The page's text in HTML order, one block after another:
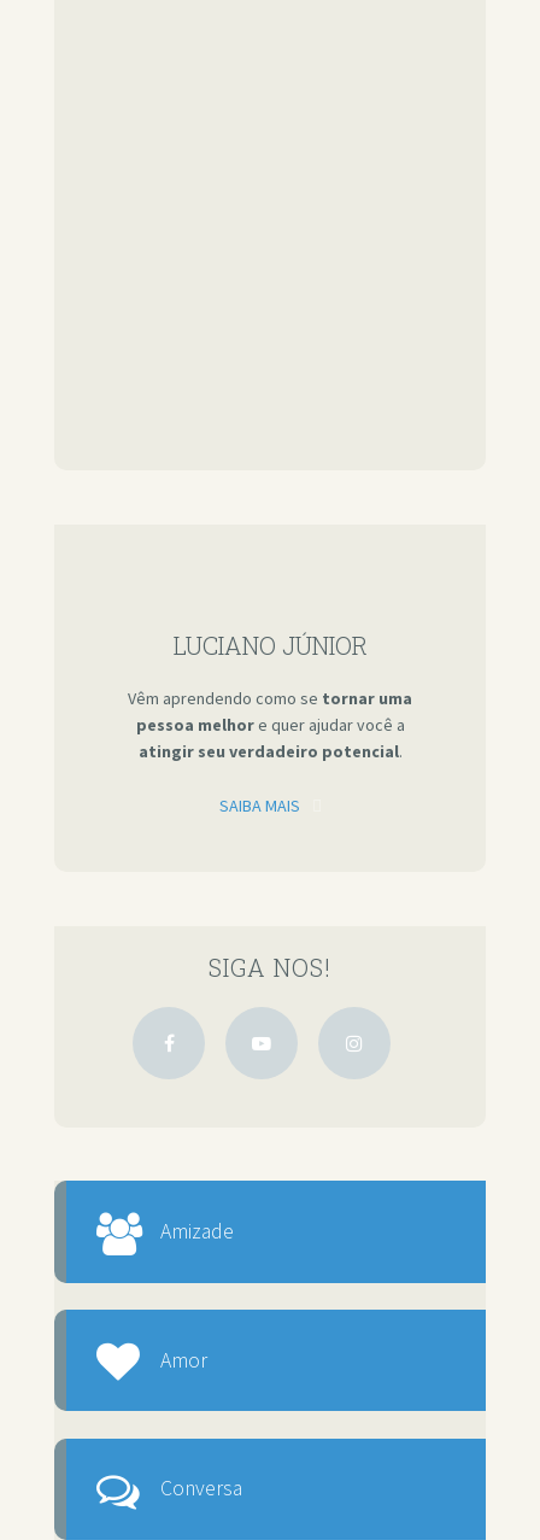
LUCIANO JÚNIOR
Vêm aprendendo como se tornar uma
pessoa melhore quer ajudar você a
atingir seu verdadeiro potencial.
SAIBA MAIS
SIGA NOS!
Amizade
Amor
Conversa